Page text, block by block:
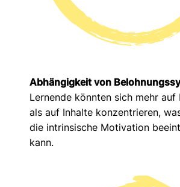
Abhängigkeit von
Lernende könnten sich mehr auf
als auf Inhalte konzentrieren,
die intrinsische Motivation
kann.